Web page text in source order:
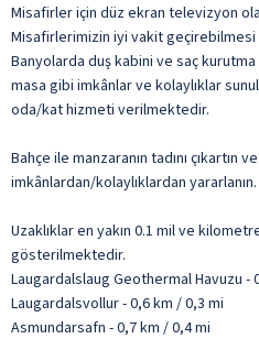
Misafirler için düz ekran televizyon
Misafirlerimizin iyi vakit geçirebilmesi
Banyolarda duş kabini ve saç
masa gibi imkânlar ve kolaylıklar
oda/kat hizmeti verilmektedir.
Bahçe ile manzaranın tadını
imkânlardan/kolaylıklardan yararlanın.
Uzaklıklar en yakın 0.1 mil ve
gösterilmektedir.
Laugardalslaug Geothermal Havuzu -
Laugardalsvollur - 0,6 km / 0,3 mi
Asmundarsafn - 0,7 km / 0,4 mi